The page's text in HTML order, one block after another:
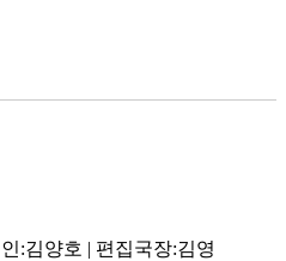
:김양호 | 편집국장:김영